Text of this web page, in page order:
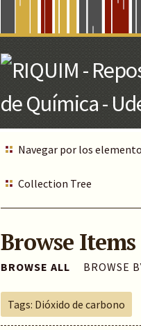
Navegar por los
Collection Tree
Browse
BROWSE ALL BROWSE
Tags: Dióxido de carbono